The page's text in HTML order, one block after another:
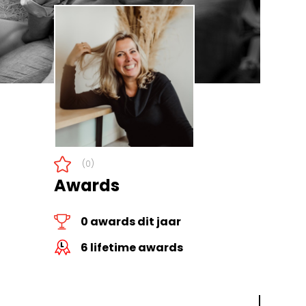
(0)
Awards
0 awards dit jaar
6 lifetime awards